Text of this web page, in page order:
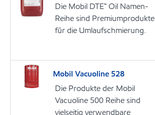
Die Mobil DTE™ Oil Namen-
Reihe sind Premiumprodukte
für die Umlaufschmierung.
Mobil Vacuoline 528
Die Produkte der Mobil
Vacuoline 500 Reihe sind
vielseitig verwendbare